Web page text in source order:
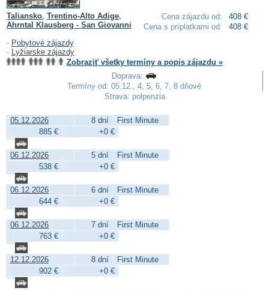
Cena zájazdu od:
408 €
Cena s príplatkami od:
408 €
Taliansko, Trentino-Alto Adige,
Ahrntal Klausberg - San Giovanni
- Pobytové zájazdy
- Lyžiarske zájazdy
Zobraziť všetky termíny a popis zájazdu »
Doprava:
Termíny od: 05.12., 4, 5, 6, 7, 8 dňové
Strava: polpenzia
05.12.2026 8 dní
First Minute
885 €
+0 €
06.12.2026 5 dní
First Minute
538 €
+0 €
06.12.2026 6 dní
First Minute
644 €
+0 €
06.12.2026 7 dní
First Minute
763 €
+0 €
12.12.2026 8 dní
First Minute
902 €
+0 €